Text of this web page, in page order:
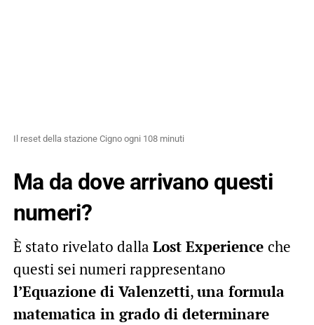
Il reset della stazione Cigno ogni 108 minuti
Ma da dove arrivano questi
numeri?
È stato rivelato dalla Lost Experience che
questi sei numeri rappresentano
l’Equazione di Valenzetti,una formula
matematica in grado di determinare